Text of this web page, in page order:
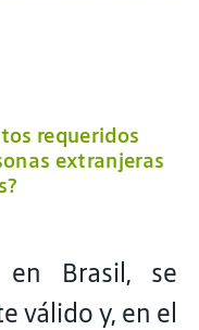
requeridos
extranjeras
en Brasil, se
válido y, en el